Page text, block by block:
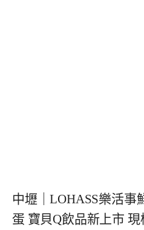
中壢｜LOHASS樂活事
蛋 寶貝Q飲品新上市 現